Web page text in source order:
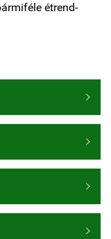
étrend-



